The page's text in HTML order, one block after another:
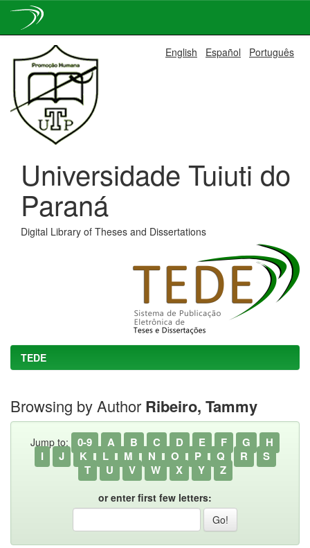
navigation
English Español Português
Universidade Tuiuti do
Paraná
Digital Library of Theses and Dissertations
TEDE
Browsing by Author Ribeiro, Tammy
Jump to: 0-9 A B C D E F G
H
I
J K L M N O P Q R
S
T
U V W X Y Z
or enter first few letters: